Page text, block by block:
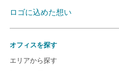
ロゴに込めた想い
オフィスを探す
エリアから探す